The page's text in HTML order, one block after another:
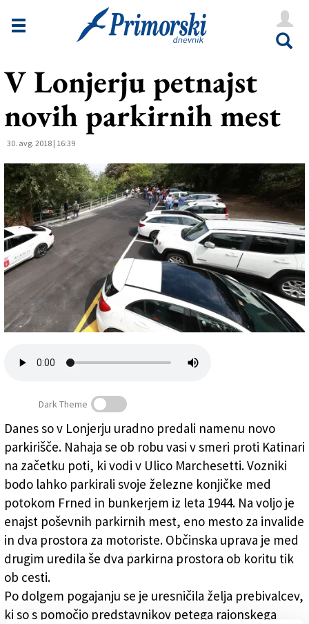
Novice
Goriška
Še
Vreme
V Kioskih
Uredništvo
Oglasi
Založnik
V Lonjerju petnajst
novih parkirnih mest
30. avg. 2018 | 16:39
V Lonjerju petnajst novih parkirnih mest
Dark Theme
Danes so v Lonjerju uradno predali namenu novo
parkirišče. Nahaja se ob robu vasi v smeri proti Katinari
na začetku poti, ki vodi v Ulico Marchesetti. Vozniki
bodo lahko parkirali svoje železne konjičke med
potokom Frned in bunkerjem iz leta 1944. Na voljo je
enajst poševnih parkirnih mest, eno mesto za invalide
in dva prostora za motoriste. Občinska uprava je med
drugim uredila še dva parkirna prostora ob koritu tik
ob cesti.
Po dolgem pogajanju se je uresničila želja prebivalcev,
ki so s pomočjo predstavnikov petega rajonskega